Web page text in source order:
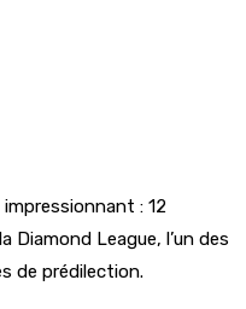
: 12
League, l’un des
de prédilection.